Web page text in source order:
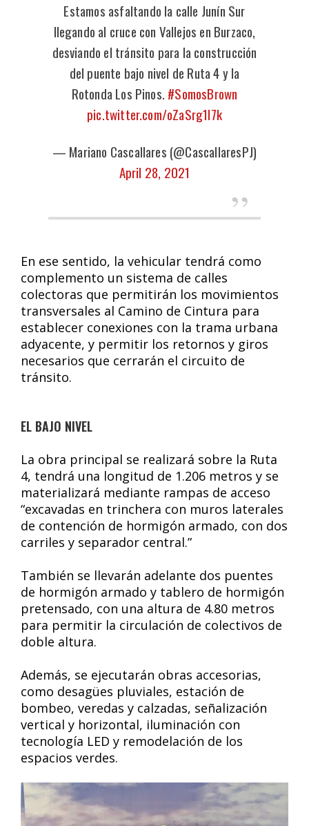
Estamos asfaltando la calle Junín Sur
llegando al cruce con Vallejos en Burzaco,
desviando el tránsito para la construcción
del puente bajo nivel de Ruta 4 y la
Rotonda Los Pinos. #SomosBrown
pic.twitter.com/oZaSrg1l7k
— Mariano Cascallares (@CascallaresPJ)
April 28, 2021
En ese sentido, la vehicular tendrá como
complemento un sistema de calles
colectoras que permitirán los movimientos
transversales al Camino de Cintura para
establecer conexiones con la trama urbana
adyacente, y permitir los retornos y giros
necesarios que cerrarán el circuito de
tránsito.
EL BAJO NIVEL
La obra principal se realizará sobre la Ruta
4, tendrá una longitud de 1.206 metros y se
materializará mediante rampas de acceso
“excavadas en trinchera con muros laterales
de contención de hormigón armado, con dos
carriles y separador central.”
También se llevarán adelante dos puentes
de hormigón armado y tablero de hormigón
pretensado, con una altura de 4.80 metros
para permitir la circulación de colectivos de
doble altura.
Además, se ejecutarán obras accesorias,
como desagües pluviales, estación de
bombeo, veredas y calzadas, señalización
vertical y horizontal, iluminación con
tecnología LED y remodelación de los
espacios verdes.